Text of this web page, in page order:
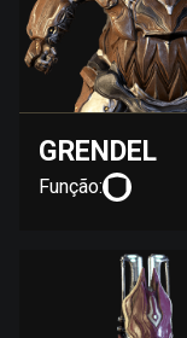
GRENDEL
Função: